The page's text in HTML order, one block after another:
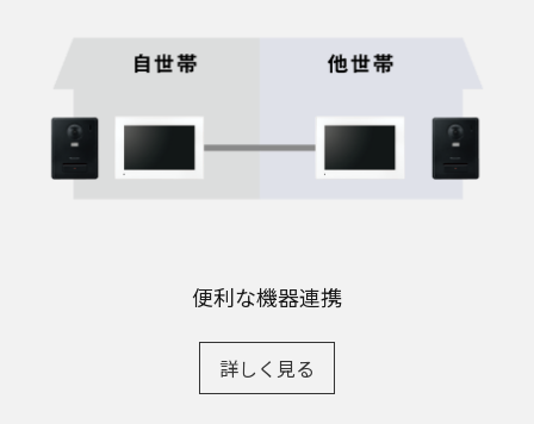
便利な機器連携
詳しく見る